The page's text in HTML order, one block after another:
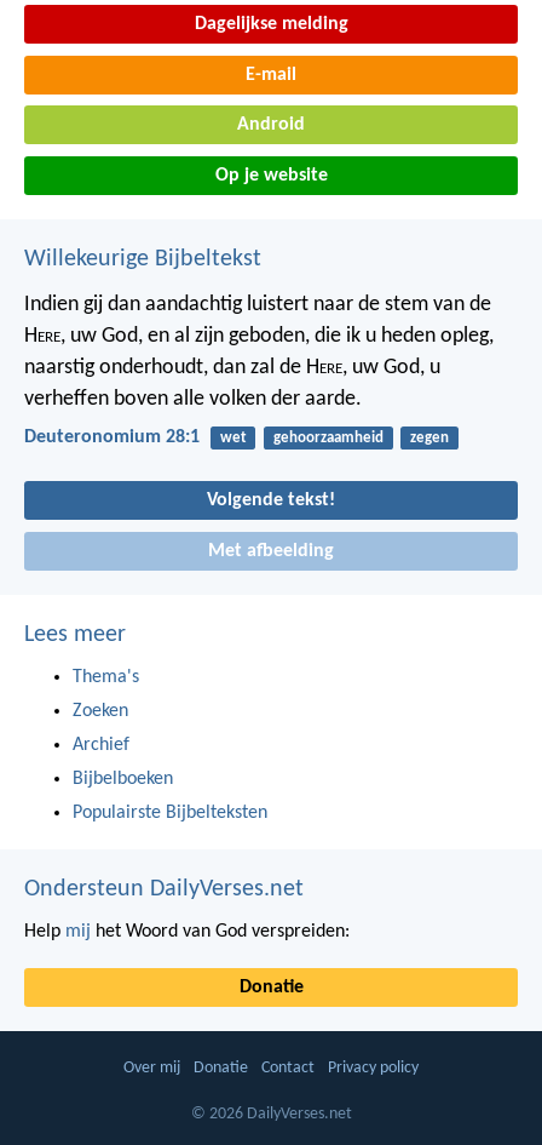
Dagelijkse melding
E-mail
Android
Op je website
Willekeurige Bijbeltekst
Indien gij dan aandachtig luistert naar de stem van de
Here, uw God, en al zijn geboden, die ik u heden opleg,
naarstig onderhoudt, dan zal de Here, uw God, u
verheffen boven alle volken der aarde.
Deuteronomium 28:1 wet gehoorzaamheid zegen
Volgende tekst!
Met afbeelding
Lees meer
Thema's
Zoeken
Archief
Bijbelboeken
Populairste Bijbelteksten
Ondersteun DailyVerses.net
Help mij het Woord van God verspreiden:
Donatie
Over mij Donatie Contact Privacy policy
© 2026 DailyVerses.net